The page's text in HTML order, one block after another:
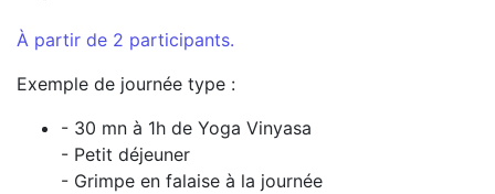
À partir de 2 participants.
Exemple de journée type :
- 30 mn à 1h de Yoga Vinyasa
- Petit déjeuner
- Grimpe en falaise à la journée